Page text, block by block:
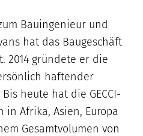
Bauingenieur und
hat das Baugeschäft
2014 gründete er die
haftender
heute hat die GECCI-
in Afrika, Asien, Europa
Gesamtvolumen von